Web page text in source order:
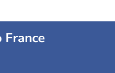
France